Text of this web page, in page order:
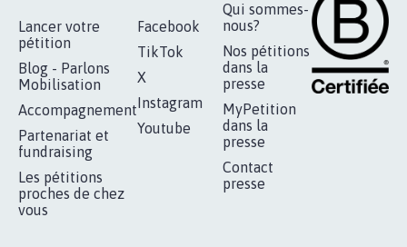
Lancer votre
pétition
Blog - Parlons
Mobilisation
Accompagnement
Partenariat et
fundraising
Les pétitions
proches de chez
vous
Facebook
TikTok
X
Instagram
Youtube
Qui sommes-
nous?
Nos pétitions
dans la
presse
MyPetition
dans la
presse
Contact
presse